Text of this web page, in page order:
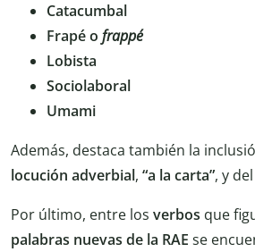
Catacumbal
Frapé o frappé
Lobista
Sociolaboral
Umami
Además, destaca también la
locución adverbial, “a la carta”, y del
Por último, entre los verbos que
palabras nuevas de la RAE se